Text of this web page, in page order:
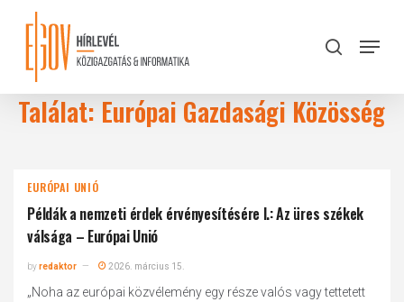
content
search
Menu
Találat: Európai Gazdasági Közösség
EURÓPAI UNIÓ
Példák a nemzeti érdek érvényesítésére I.: Az üres székek
válsága – Európai Unió
byredaktor 2026. március 15.
„Noha az európai közvélemény egy része valós vagy tettetett
Close